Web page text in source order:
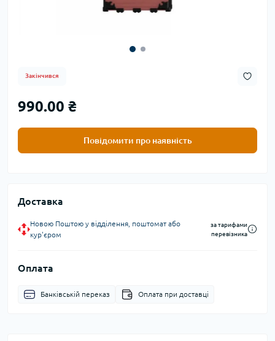
Закінчився
990.00 ₴
Повідомити про наявність
Доставка
Новою Поштою у відділення, поштомат або
кур'єром
за тарифами
перевізника
Оплата
Банківській переказ Оплата при доставці